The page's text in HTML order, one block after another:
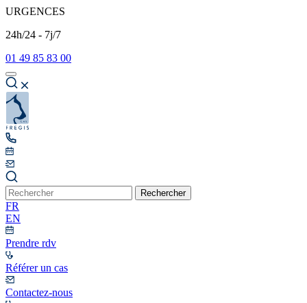
URGENCES
24h/24 - 7j/7
01 49 85 83 00
Rechercher
FR
EN
Prendre rdv
Référer un cas
Contactez-nous